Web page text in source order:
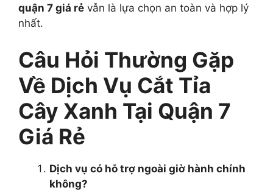
quận 7 giá rẻ vẫn là lựa chọn an toàn và hợp lý
nhất.
Câu Hỏi Thường Gặp
Về Dịch Vụ Cắt Tỉa
Cây Xanh Tại Quận 7
Giá Rẻ
Dịch vụ có hỗ trợ ngoài giờ hành chính
không?